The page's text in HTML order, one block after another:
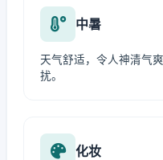
中暑
天气舒适，令人神清气
扰。
化妆